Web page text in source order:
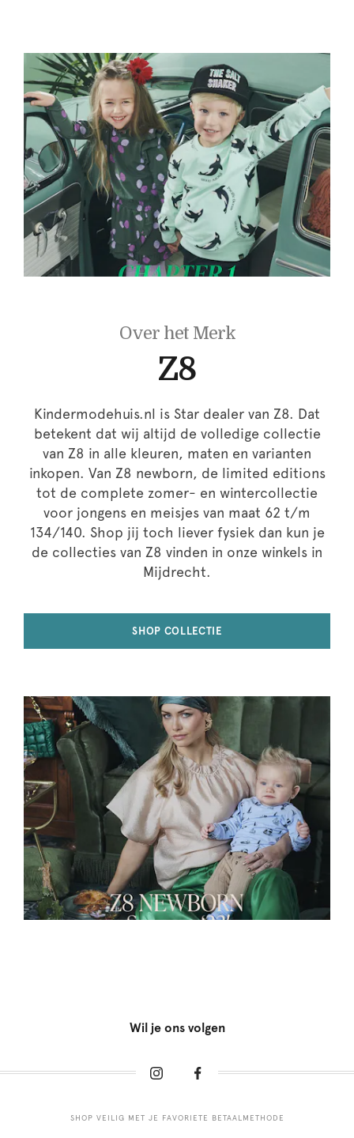
Over het Merk
Z8
Kindermodehuis.nl is Star dealer van Z8. Dat
betekent dat wij altijd de volledige collectie
van Z8 in alle kleuren, maten en varianten
inkopen. Van Z8 newborn, de limited editions
tot de complete zomer- en wintercollectie
voor jongens en meisjes van maat 62 t/m
134/140. Shop jij toch liever fysiek dan kun je
de collecties van Z8 vinden in onze winkels in
Mijdrecht.
SHOP COLLECTIE
Wil je ons volgen
SHOP VEILIG MET JE FAVORIETE BETAALMETHODE